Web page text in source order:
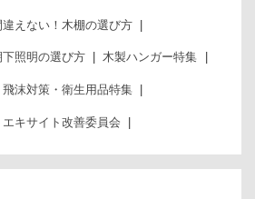
違えない！木棚の選び方
下照明の選び方 木製ハンガー特集
飛沫対策・衛生用品特集
エキサイト改善委員会